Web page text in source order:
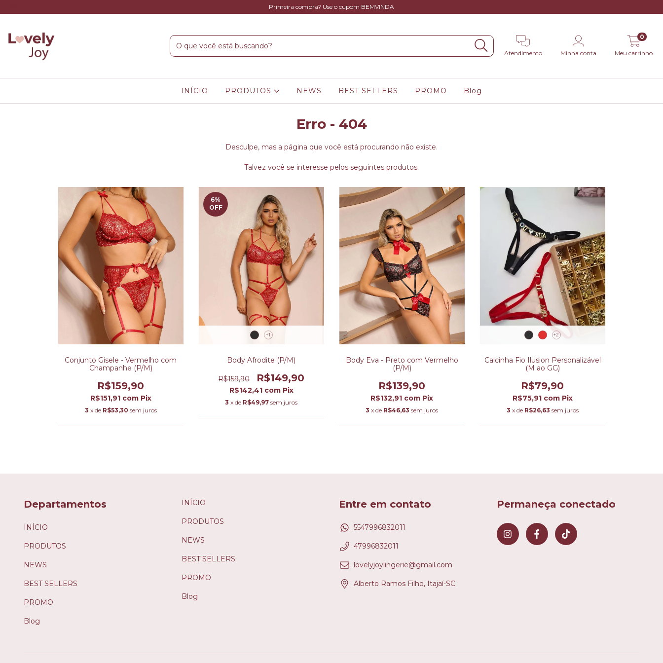
Primeira compra? Use o cupom BEMVINDA
Atendimento Minha conta Meu carrinho
0
INÍCIO PRODUTOS NEWS BEST SELLERS PROMO Blog
Erro - 404
Desculpe, mas a página que você está procurando não existe.
Talvez você se interesse pelos seguintes produtos.
Conjunto Gisele - Vermelho com
Champanhe (P/M)
R$159,90
R$151,91 com Pix
3 x de R$53,30 sem juros
6%
OFF
+1
Body Afrodite (P/M)
R$159,90 R$149,90
R$142,41 com Pix
3 x de R$49,97 sem juros
Body Eva - Preto com Vermelho
(P/M)
R$139,90
R$132,91 com Pix
3 x de R$46,63 sem juros
+2
Calcinha Fio Ilusion Personalizável
(M ao GG)
R$79,90
R$75,91 com Pix
3 x de R$26,63 sem juros
Departamentos
INÍCIO
PRODUTOS
NEWS
BEST SELLERS
PROMO
Blog
INÍCIO
PRODUTOS
NEWS
BEST SELLERS
PROMO
Blog
Entre em contato
5547996832011
47996832011
lovelyjoylingerie@gmail.com
Alberto Ramos Filho, Itajaí-SC
Permaneça conectado